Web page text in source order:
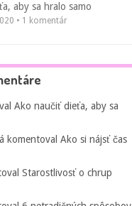
aby sa hralo samo
• 1 komentár
Ako naučiť dieťa, aby sa
komentoval Ako si nájsť čas
Starostlivosť o chrup